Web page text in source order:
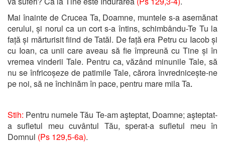
Mai înainte de Crucea Ta, Doamne, muntele s-a asemănat
cerului, și norul ca un cort s-a întins, schimbându-Te Tu la
față și mărturisit fiind de Tatăl. De față era Petru cu Iacob și
cu Ioan, ca unii care aveau să fie împreună cu Tine și în
vremea vinderii Tale. Pentru ca, văzând minunile Tale, să
nu se înfricoșeze de patimile Tale, cărora învrednicește-ne
pe noi, să ne închinăm în pace, pentru mare mila Ta.
Stih: Pentru numele Tău Te-am aşteptat, Doamne; aşteptat-
a sufletul meu cuvântul Tău, sperat-a sufletul meu în
Domnul (Ps 129,5-6a).